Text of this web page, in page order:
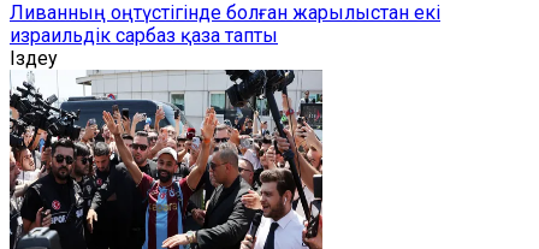
Ливанның оңтүстігінде болған жарылыстан екі
израильдік сарбаз қаза тапты
Іздеу